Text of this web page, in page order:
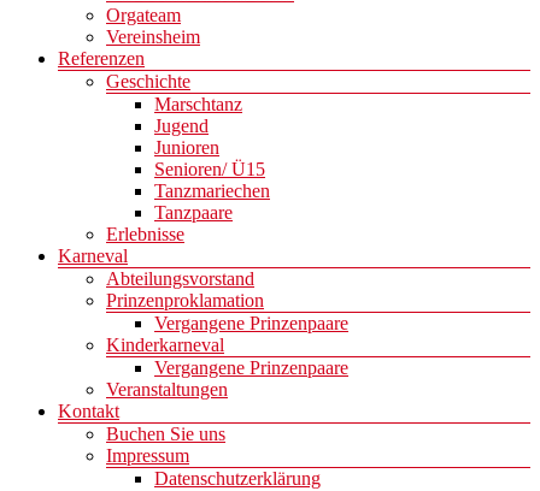
Orgateam
Vereinsheim
Referenzen
Geschichte
Marschtanz
Jugend
Junioren
Senioren/ Ü15
Tanzmariechen
Tanzpaare
Erlebnisse
Karneval
Abteilungsvorstand
Prinzenproklamation
Vergangene Prinzenpaare
Kinderkarneval
Vergangene Prinzenpaare
Veranstaltungen
Kontakt
Buchen Sie uns
Impressum
Datenschutzerklärung